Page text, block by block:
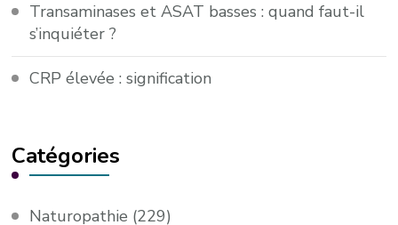
Transaminases et ASAT basses : quand faut-il
s’inquiéter ?
CRP élevée : signification
Catégories
Naturopathie (229)